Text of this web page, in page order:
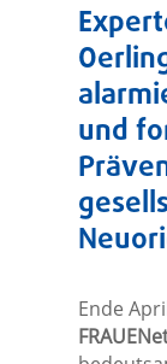
und
Ende